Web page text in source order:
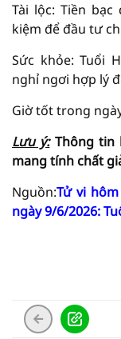
Tài lộc: Tiền
kiệm để đầu tư
Sức khỏe: Tuổi
nghỉ ngơi hợp lý
Giờ tốt trong
Lưu ý: Thông
mang tính chất
Nguồn:Tử vi
ngày 9/6/2026: